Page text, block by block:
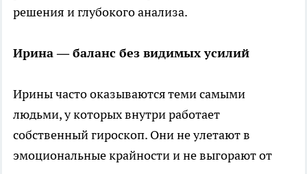
решения и глубокого анализа.
Ирина — баланс без видимых усилий
Ирины часто оказываются теми самыми
людьми, у которых внутри работает
собственный гироскоп. Они не улетают в
эмоциональные крайности и не выгорают от